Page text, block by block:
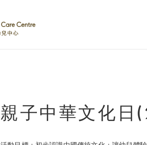
親子中華文化日